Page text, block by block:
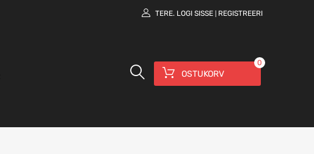
TERE. LOGI SISSE REGISTREERI
OSTUKORV
0